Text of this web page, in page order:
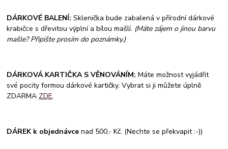
DÁRKOVÉ BALENÍ: Sklenička bude zabalená v přírodní dárkové
krabičce s dřevitou výplní a bílou mašlí. (Máte zájem o jinou barvu
mašle? Připište prosím do poznámky.)
DÁRKOVÁ KARTIČKA S VĚNOVÁNÍM:Máte možnost vyjádřit
své pocity formou dárkové kartičky. Vybrat si ji můžete úplně
ZDARMA ZDE.
DÁREK k objednávcenad 500,- Kč. (Nechte se překvapit :-))